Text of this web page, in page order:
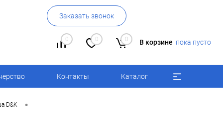
Заказать звонок
0 0 0 В корзине пока пусто
Контакты Каталог
D&K •